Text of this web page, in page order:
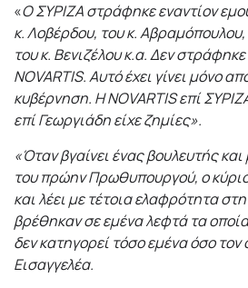
«Ο ΣΥΡΙΖΑ στράφηκε εναντίον
κ. Λοβέρδου, του κ.
του κ. Βενιζέλου κ.α. Δεν
NOVARTIS. Αυτό έχει γίνει μόνο
κυβέρνηση. Η NOVARTIS επί
επί Γεωργιάδη είχε ζημίες».
«Όταν βγαίνει ένας βουλευτής
του πρώην Πρωθυπουργού, ο
και λέει με τέτοια ελαφρότητα
βρέθηκαν σε εμένα λεφτά τα
δεν κατηγορεί τόσο εμένα όσο τον
Εισαγγελέα.